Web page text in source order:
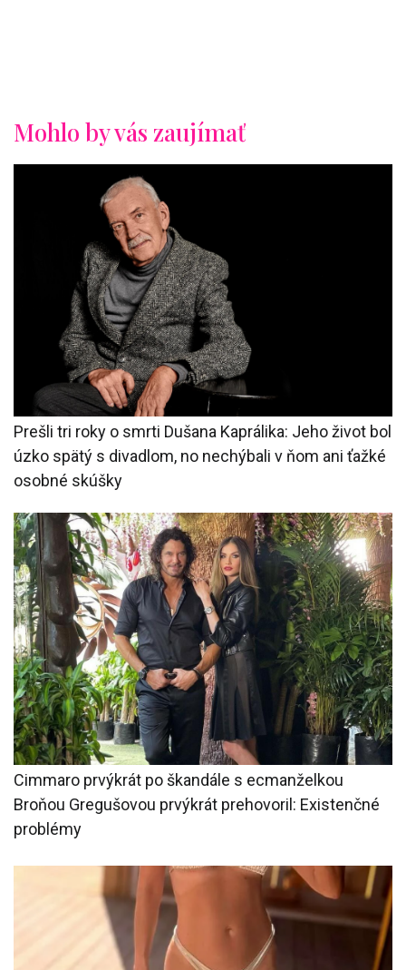
Mohlo by vás zaujímať
Prešli tri roky o smrti Dušana Kaprálika: Jeho život bol
úzko spätý s divadlom, no nechýbali v ňom ani ťažké
osobné skúšky
Cimmaro prvýkrát po škandále s ecmanželkou
Broňou Gregušovou prvýkrát prehovoril: Existenčné
problémy